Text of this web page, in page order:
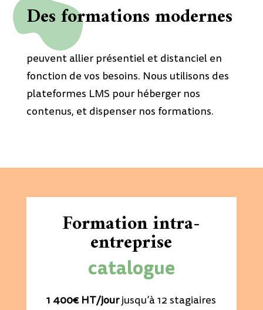
Des formations modernes
peuvent allier présentiel et distanciel en
fonction de vos besoins. Nous utilisons des
plateformes LMS pour héberger nos
contenus, et dispenser nos formations.
Formation intra-
entreprise
catalogue
1 400€ HT/jourjusqu’à 12 stagiaires